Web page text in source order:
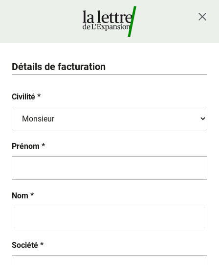
Détails de facturation
Civilité *
Prénom *
Nom *
Société *